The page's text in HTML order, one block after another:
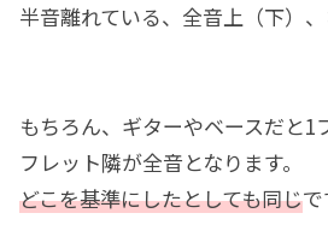
半音離れている、全音上（下）、
もちろん、ギターやベースだと1
フレット隣が全音となります。
どこを基準にしたとしても同じで